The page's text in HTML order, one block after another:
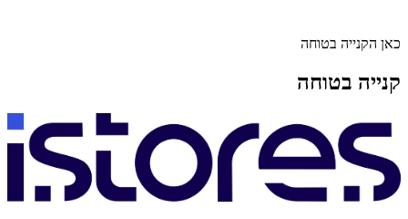
כאן הקנייה בטוחה
קנייה בטוחה